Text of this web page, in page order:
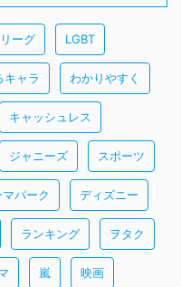
ーグ LGBT
キャラ わかりやすく
キャッシュレス
ジャニーズ スポーツ
マパーク ディズニー
ランキング ヲタク
嵐 映画